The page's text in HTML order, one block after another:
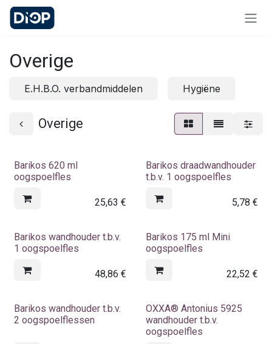
Overslaan naar inhoud
Overige
E.H.B.O. verbandmiddelen Hygiëne
Overige
Barikos 620 ml
oogspoelfles
25,63 €
Barikos draadwandhouder
t.b.v. 1 oogspoelfles
5,78 €
Barikos wandhouder t.b.v.
1 oogspoelfles
48,86 €
Barikos 175 ml Mini
oogspoelfles
22,52 €
Barikos wandhouder t.b.v.
2 oogspoelflessen
OXXA® Antonius 5925
wandhouder t.b.v.
oogspoelfles